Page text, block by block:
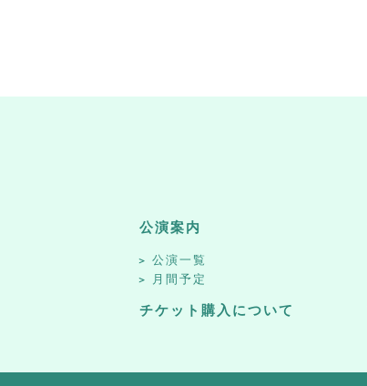
公演案内
公演一覧
月間予定
チケット購入について